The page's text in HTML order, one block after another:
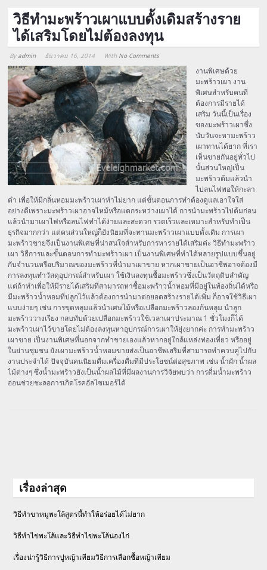
วิธีทำมะพร้าวเผาแบบดั้งเดิมสร้างราย
ได้เสริมโดยไม่ต้องลงทุน
By admin ธันวาคม 16, 2014 With No Comments
Array
งานพิเศษด้วย
มะพร้าวเผา งาน
พิเศษสำหรับคนที่
ต้องการมีรายได้
เสริม วันนี้เป็นเรื่อง
ของมะพร้าวเผาซึ่ง
นับวันจะหามะพร้าว
เผาทานได้ยาก ที่เรา
เห็นขายกันอยู่ทั่วไป
นั้นส่วนใหญ่เป็น
มะพร้าวต้มแล้วนำ
ไปลนไฟพอให้กะลา
ดำ เพื่อให้มีกลิ่นหอมมะพร้าวเผาทำไม่ยาก แต่ขั้นตอนการทำต้องดูแลเอาใจใส่
อย่างดีเพราะมะพร้าวเผาอาจไหม้หรือแตกระหว่างเผาได้ การนำมะพร้าวไปต้มก่อน
แล้วนำมาเผาไฟหรือลนไฟทำได้ง่ายและสะดวก รวดเร็วและเหมาะสำหรับทำเป็น
ธุรกิจมากกว่า แต่คนส่วนใหญ่ก็ยังนิยมที่จะทานมะพร้าวเผาแบบดั้งเดิม การเผา
มะพร้าวขายจึงเป็นงานพิเศษที่น่าสนใจสำหรับการหารายได้เสริมค่ะ วิธีทำมะพร้าว
เผา วิธีการและขั้นตอนการทำมะพร้าวเผา เป็นงานพิเศษที่ทำได้หลายรูปแบบขึ้นอยู่
กับจำนวนหรือปริมาณของมะพร้าวที่นำมาเผาขาย หากเผาขายเป็นอาชีพอาจต้องมี
การลงทุนทำวัสดุอุปกรณ์สำหรับเผา ใช้เงินลงทุนซื้อมะพร้าวซึ่งเป็นวัตถุดิบสำคัญ
แต่ถ้าทำเพื่อให้มีรายได้เสริมที่สามารถหาซื้อมะพร้าวน้ำหอมที่มีอยู่ในท้องถิ่นได้หรือ
มีมะพร้าวน้ำหอมที่ปลูกไว้แล้วต้องการนำมาต่อยอดสร้างรายได้เพิ่ม ก็อาจใช้วิธีเผา
แบบง่ายๆ เช่น การขุดหลุมแล้วนำเศษไม้หรือเปลือกมะพร้าวลองก้นหลุม นำลูก
มะพร้าววางเรียง กลบทับด้วยเปลือกมะพร้าวใช้เวลาเผาประมาณ 1 ชั่วโมงก็ได้
มะพร้าวเผาไว้ขายโดยไม่ต้องลงทุนหาอุปกรณ์การเผาให้ยุ่งยากค่ะ การทำมะพร้าว
เผาขาย เป็นงานพิเศษที่นอกจากทำขายเองแล้วหากอยู่ใกล้แหล่งท่องเที่ยว หรืออยู่
ในย่านชุมชน ยังเผามะพร้าวน้ำหอมขายส่งเป็นอาชีพเสริมที่สามารถทำควบคู่ไปกับ
งานประจำได้ ปัจจุบันคนนิยมดื่มเครื่องดื่มที่มีประโยชน์ต่อสุขภาพ เช่น น้ำผัก น้ำผล
ไม้ต่างๆ ซึ่งน้ำมะพร้าวยังเป็นน้ำผลไม้ที่มีผลงานการวิจัยพบว่า การดื่มน้ำมะพร้าว
อ่อนช่วยชะลอการเกิดโรคอัลไซเมอร์ได้
เรื่องล่าสุด
วิธีทำขาหมูพะโล้สูตรนี้ทำให้อร่อยได้ไม่ยาก
วิธีทําไข่พะโล้และวิธีทำไข่พะโล้น่องไก่
เรื่องน่ารู้วิธีการปูหญ้าเทียมวิธีการเลือกซื้อหญ้าเทียม